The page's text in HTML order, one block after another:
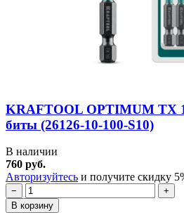
KRAFTOOL OPTIMUM TX
биты (26126-10-100-S10)
В наличии
760 руб.
Авторизуйтесь и получите скидку
−
+
В корзину